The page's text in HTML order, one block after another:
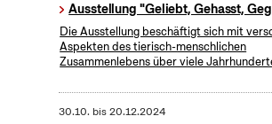
Ausstellung "Geliebt, Gehasst,
Die Ausstellung beschäftigt sich mit
Aspekten des tierisch-menschlichen
Zusammenlebens über viele
30.10. bis20.12.2024